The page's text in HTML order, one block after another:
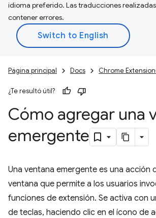
idioma preferido. Las traducciones
contener errores.
Página principal Docs Chrome
¿Te resultó útil?
Cómo agregar una
emergente
Una ventana emergente es una acción
ventana que permite a los usuarios
funciones de extensión. Se activa con
de teclas, haciendo clic en el ícono de